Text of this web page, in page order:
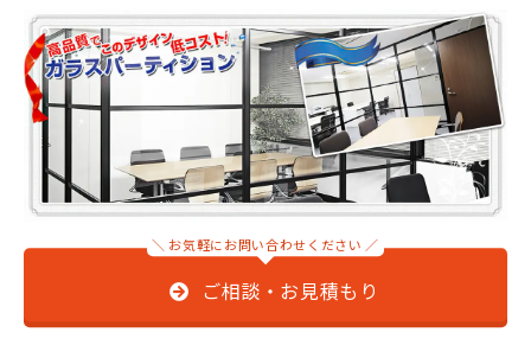
＼ お気軽にお問い合わせください ／
ご相談・お見積もり